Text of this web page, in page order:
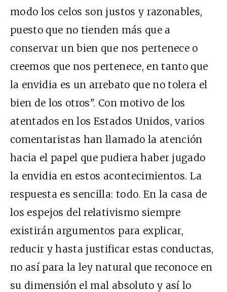
modo los celos son justos y razonables,
puesto que no tienden más que a
conservar un bien que nos pertenece o
creemos que nos pertenece, en tanto que
la envidia es un arrebato que no tolera el
bien de los otros". Con motivo de los
atentados en los Estados Unidos, varios
comentaristas han llamado la atención
hacia el papel que pudiera haber jugado
la envidia en estos acontecimientos. La
respuesta es sencilla: todo. En la casa de
los espejos del relativismo siempre
existirán argumentos para explicar,
reducir y hasta justificar estas conductas,
no así para la ley natural que reconoce en
su dimensión el mal absoluto y así lo